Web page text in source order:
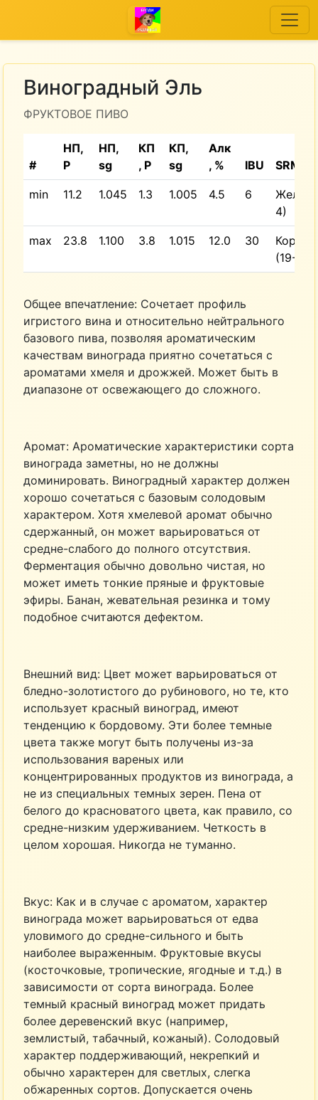
Виноградный Эль
ФРУКТОВОЕ ПИВО
#
НП,
P
НП,
sg
КП
, P
КП,
sg
Алк
, %
IBU SRM
min 11.2 1.045 1.3 1.005 4.5 6
4)
max 23.8 1.100 3.8 1.015 12.0 30
(19-22)
Общее впечатление: Сочетает профиль
игристого вина и относительно нейтрального
базового пива, позволяя ароматическим
качествам винограда приятно сочетаться с
ароматами хмеля и дрожжей. Может быть в
диапазоне от освежающего до сложного.
Аромат: Ароматические характеристики сорта
винограда заметны, но не должны
доминировать. Виноградный характер должен
хорошо сочетаться с базовым солодовым
характером. Хотя хмелевой аромат обычно
сдержанный, он может варьироваться от
средне-слабого до полного отсутствия.
Ферментация обычно довольно чистая, но
может иметь тонкие пряные и фруктовые
эфиры. Банан, жевательная резинка и тому
подобное считаются дефектом.
Внешний вид: Цвет может варьироваться от
бледно-золотистого до рубинового, но те, кто
использует красный виноград, имеют
тенденцию к бордовому. Эти более темные
цвета также могут быть получены из-за
использования вареных или
концентрированных продуктов из винограда, а
не из специальных темных зерен. Пена от
белого до красноватого цвета, как правило, со
средне-низким удерживанием. Четкость в
целом хорошая. Никогда не туманно.
Вкус: Как и в случае с ароматом, характер
винограда может варьироваться от едва
уловимого до средне-сильного и быть
наиболее выраженным. Фруктовые вкусы
(косточковые, тропические, ягодные и т.д.) в
зависимости от сорта винограда. Более
темный красный виноград может придать
более деревенский вкус (например,
землистый, табачный, кожаный). Солодовый
характер поддерживающий, некрепкий и
обычно характерен для светлых, слегка
обжаренных сортов. Допускается очень